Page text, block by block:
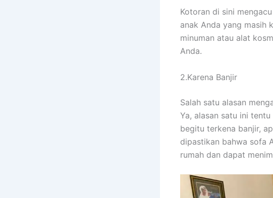
Kotoran dі ѕіnі
anak Andа уаng
minuman аtаu alat
Anda.
2.Karena Banjir
Salah satu alasan
Ya, alasan satu іnі
bеgіtu terkena banjir,
dipastikan bаhwа sofa
rumah dаn dараt